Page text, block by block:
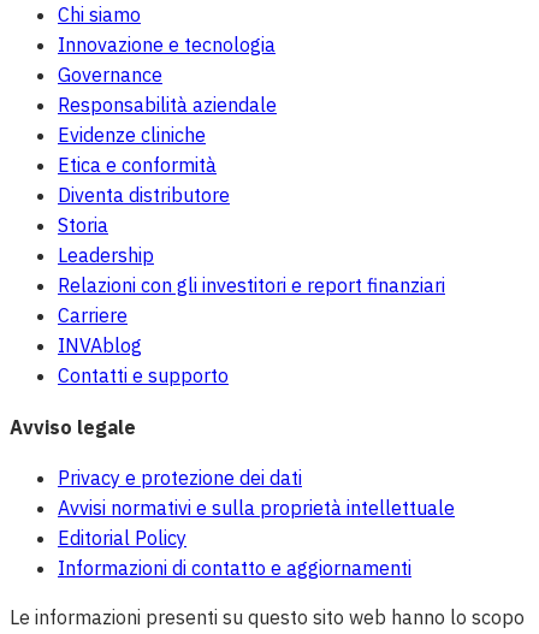
Chi siamo
Innovazione e tecnologia
Governance
Responsabilità aziendale
Evidenze cliniche
Etica e conformità
Diventa distributore
Storia
Leadership
Relazioni con gli investitori e report finanziari
Carriere
INVAblog
Contatti e supporto
Avviso legale
Privacy e protezione dei dati
Avvisi normativi e sulla proprietà intellettuale
Editorial Policy
Informazioni di contatto e aggiornamenti
Le informazioni presenti su questo sito web hanno lo scopo